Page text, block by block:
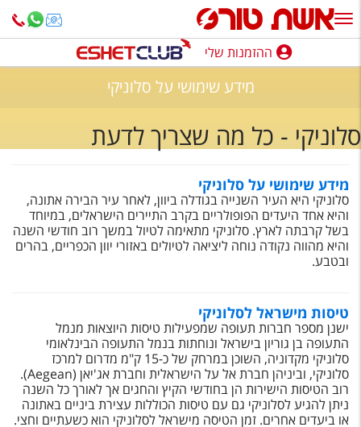
ההזמנות שלי
חופשה לפי סגנון
טיולים מאורגנים
סגנונות טיול
חבילות נופש
הרגע האחרון
חבילות בריאות וספא
טיסות לחו"ל
מלונות בחו"ל
ההזמנות שלי
מידע שימושי על סלוניקי
סלוניקי - כל מה שצריך לדעת
מידע שימושי על סלוניקי
סלוניקי היא העיר השנייה בגודלה ביוון, לאחר עיר הבירה אתונה,
והיא אחד היעדים הפופולריים בקרב התיירים הישראלים, במיוחד
בשל קרבתה לארץ. סלוניקי מתאימה לטיול במשך רוב חודשי השנה
והיא מהווה נקודה נוחה ליציאה לטיולים באזורי יוון הכפריים, בהרים
ובטבע.
טיסות מישראל לסלוניקי
ישנן מספר חברות תעופה שמפעילות טיסות היוצאות מנמל
התעופה בן גוריון בישראל ונוחתות בנמל התעופה הבינלאומי
סלוניקי מקדוניה, השוכן במרחק של כ-15 ק"מ מדרום למרכז
סלוניקי, וביניהן חברת אל על הישראלית וחברת אג'יאן (Aegean).
רוב הטיסות הישירות הן בחודשי הקיץ והחגים אך לאורך כל השנה
ניתן להגיע לסלוניקי גם עם טיסות הכוללות עצירת ביניים באתונה
או ביעדים אחרים. זמן הטיסה מישראל לסלוניקי הוא כשעתיים וחצי.